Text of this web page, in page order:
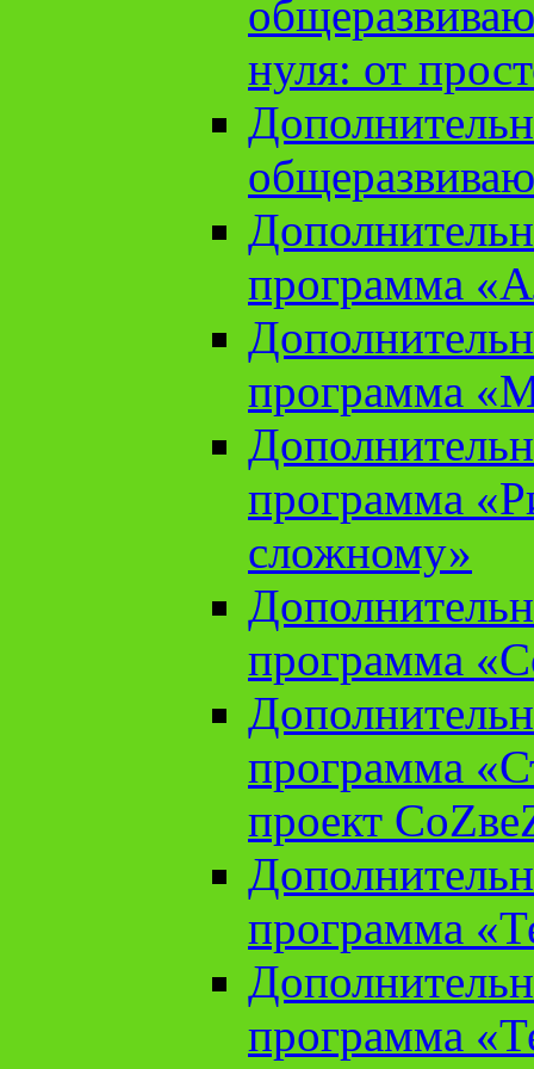
нуля: от
программа
программа
программа
сложному»
программа
программа
проект
программа
программа